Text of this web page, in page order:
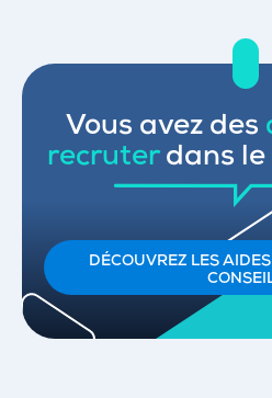
Vous avez des
recruterdans le
DÉCOUVREZ LES